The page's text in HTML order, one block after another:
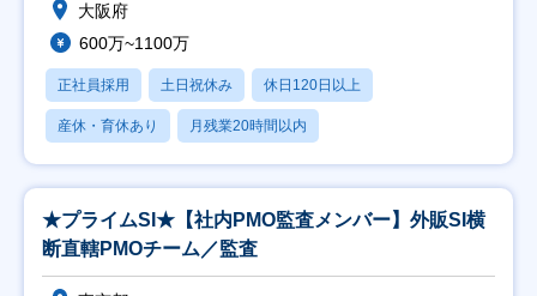
大阪府
600万~1100万
正社員採用 土日祝休み 休日120日以上
産休・育休あり 月残業20時間以内
★プライムSI★【社内PMO監査メンバー】外販SI横
断直轄PMOチーム／監査